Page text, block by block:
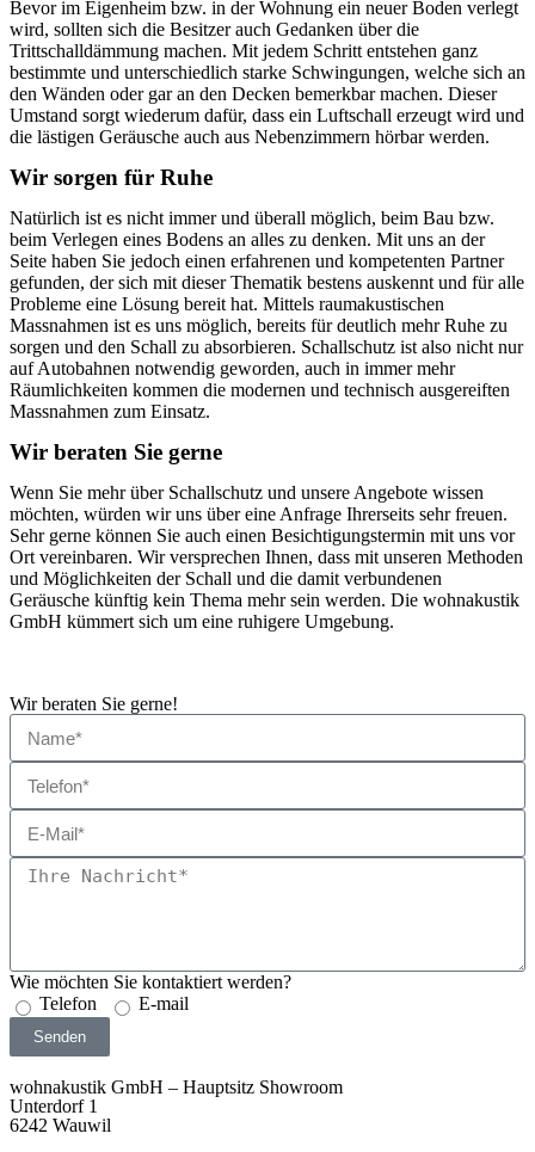
Bevor im Eigenheim bzw. in der Wohnung ein neuer Boden verlegt
wird, sollten sich die Besitzer auch Gedanken über die
Trittschalldämmung machen. Mit jedem Schritt entstehen ganz
bestimmte und unterschiedlich starke Schwingungen, welche sich an
den Wänden oder gar an den Decken bemerkbar machen. Dieser
Umstand sorgt wiederum dafür, dass ein Luftschall erzeugt wird und
die lästigen Geräusche auch aus Nebenzimmern hörbar werden.
Wir sorgen für Ruhe
Natürlich ist es nicht immer und überall möglich, beim Bau bzw.
beim Verlegen eines Bodens an alles zu denken. Mit uns an der
Seite haben Sie jedoch einen erfahrenen und kompetenten Partner
gefunden, der sich mit dieser Thematik bestens auskennt und für alle
Probleme eine Lösung bereit hat. Mittels raumakustischen
Massnahmen ist es uns möglich, bereits für deutlich mehr Ruhe zu
sorgen und den Schall zu absorbieren. Schallschutz ist also nicht nur
auf Autobahnen notwendig geworden, auch in immer mehr
Räumlichkeiten kommen die modernen und technisch ausgereiften
Massnahmen zum Einsatz.
Wir beraten Sie gerne
Wenn Sie mehr über Schallschutz und unsere Angebote wissen
möchten, würden wir uns über eine Anfrage Ihrerseits sehr freuen.
Sehr gerne können Sie auch einen Besichtigungstermin mit uns vor
Ort vereinbaren. Wir versprechen Ihnen, dass mit unseren Methoden
und Möglichkeiten der Schall und die damit verbundenen
Geräusche künftig kein Thema mehr sein werden. Die wohnakustik
GmbH kümmert sich um eine ruhigere Umgebung.
Wir beraten Sie gerne!
Wie möchten Sie kontaktiert werden?
Telefon
E-mail
Senden
wohnakustik GmbH – Hauptsitz Showroom
Unterdorf 1
6242 Wauwil